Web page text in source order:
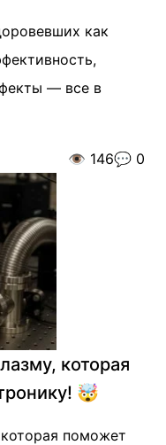
как
— все в
👁️ 146💬 0
которая
🤯
поможет